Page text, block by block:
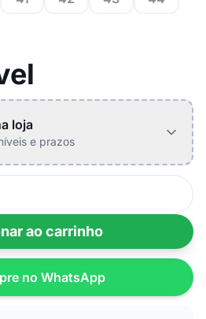
loja
e prazos
ao carrinho
no WhatsApp